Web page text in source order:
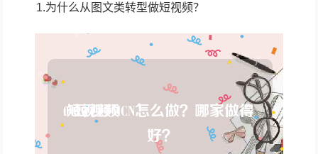
1.为什么从图文类转型做短视频？